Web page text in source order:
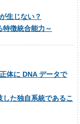
生じない？
特徴統合能力～
体に DNA データで
た独自系統であるこ